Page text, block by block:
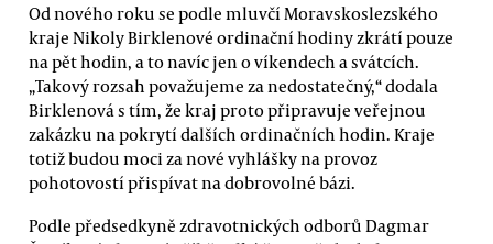
Od nového roku se podle mluvčí Moravskoslezského
kraje Nikoly Birklenové ordinační hodiny zkrátí pouze
na pět hodin, a to navíc jen o víkendech a svátcích.
„Takový rozsah považujeme za nedostatečný,“ dodala
Birklenová s tím, že kraj proto připravuje veřejnou
zakázku na pokrytí dalších ordinačních hodin. Kraje
totiž budou moci za nové vyhlášky na provoz
pohotovostí přispívat na dobrovolné bázi.
Podle předsedkyně zdravotnických odborů Dagmar